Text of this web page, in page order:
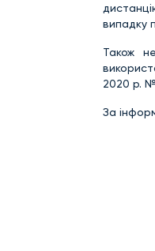
випадку
Також
2020 р. №
За